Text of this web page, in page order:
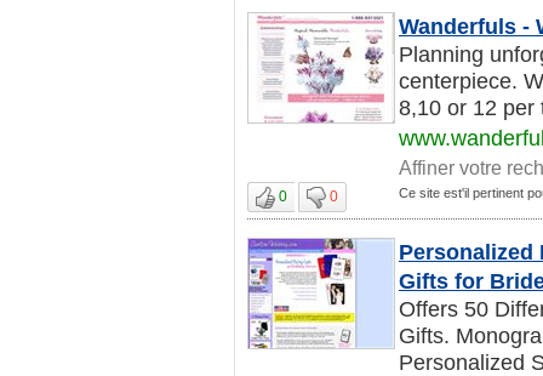
Wanderfuls -
Planning
centerpiece.
8,10 or 12 per
Affiner votre
0 0 Ce site est'il pertinent
Personalized
Gifts for
Offers 50
Gifts.
Personalized